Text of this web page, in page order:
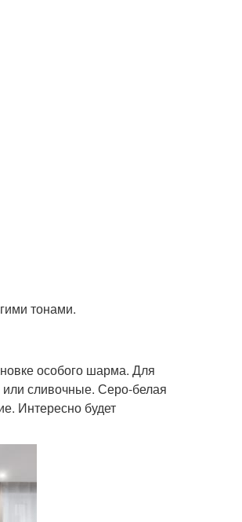
тонами.
особого шарма. Для
сливочные. Серо-белая
Интересно будет